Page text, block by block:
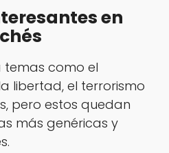
en
temas como el
libertad, el terrorismo
pero estos quedan
más genéricas y